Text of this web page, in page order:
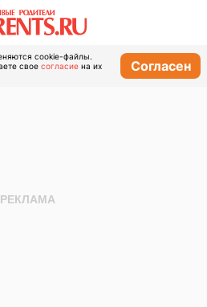
cookie-файлы.
свое согласие на их
Согласен